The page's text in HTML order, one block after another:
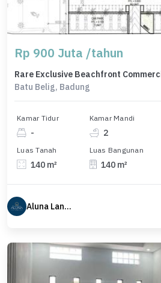
Rp 900 Juta /tahun
Rare Exclusive Beachfront
Batu Belig, Badung
Kamar Tidur
-
Kamar Mandi
2
Luas Tanah
140 m²
Luas Bangunan
140 m²
Aluna Land Bali